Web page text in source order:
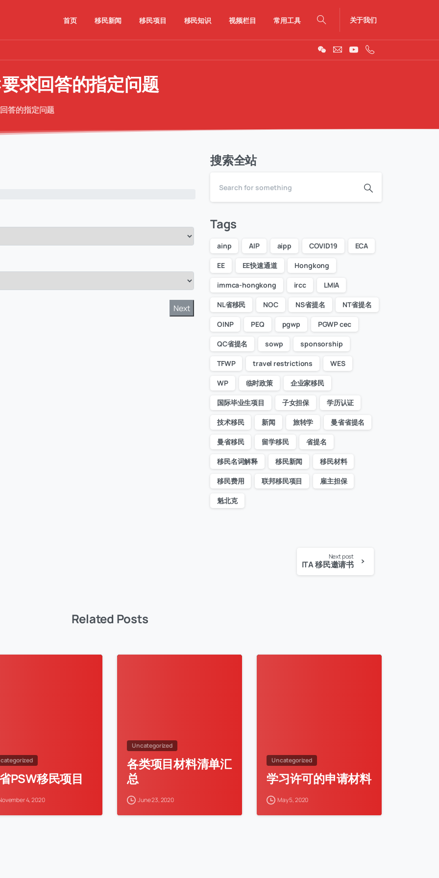
首页 移民新闻 移民项目 移民知识 视频栏目 常用工具
Search
关于我们
求回答的指定问题
答的指定问题
Next
姓名
最高学历
近10年有无美国/加拿大签证记录（含学签/旅签/工签/移民/难民）
可证明的工作信息指：有社保记录或收入记录并且公司可以出具证明
自雇工作指：申请人或配偶在公司担任法人或股东并共同持股超过
近10年工作信息
搜索全站
Tags
ainp AIP aipp COVID19 ECA
EE EE快速通道 Hongkong
immca-hongkong ircc LMIA
NL省移民 NOC NS省提名 NT省提名
OINP PEQ pgwp PGWP cec
QC省提名 sowp sponsorship
TFWP travel restrictions WES
WP 临时政策 企业家移民
国际毕业生项目 子女担保 学历认证
技术移民 新闻 旅转学 曼省省提名
曼省移民 留学移民 省提名
移民名词解释 移民新闻 移民材料
移民费用 联邦移民项目 雇主担保
魁北克
Next post
ITA 移民邀请书
Related Posts
PSW移民项目
4, 2020
Uncategorized
各类项目材料清单汇
总
June 23, 2020
Uncategorized
学习许可的申请材料
May 5, 2020